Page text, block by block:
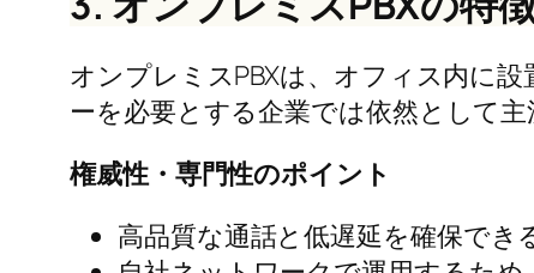
オンプレミスPBXは、オフィス内に
ーを必要とする企業では依然として主
権威性・専門性のポイント
高品質な通話と低遅延を確保でき